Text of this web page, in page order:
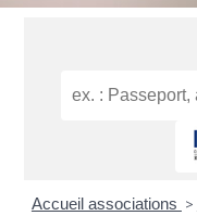
Accueil associations >